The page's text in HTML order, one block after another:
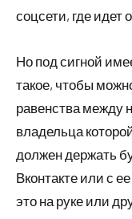
соцсети, где идет
Но под сигной
такое, чтобы
равенства между
владельца
должен держать
Вконтакте или с
это на руке или